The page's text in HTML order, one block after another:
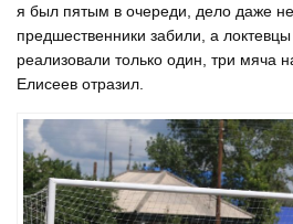
я был пятым в очереди, дело даже
предшественники забили, а
реализовали только один, три мяча
Елисеев отразил.